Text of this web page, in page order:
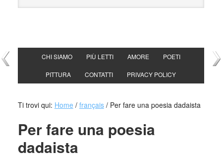
CHI SIAMO PIÙ LETTI AMORE POETI
PITTURA CONTATTI PRIVACY POLICY
Ti trovi qui: Home / français /Per fare una poesia dadaista
Per fare una poesia
dadaista